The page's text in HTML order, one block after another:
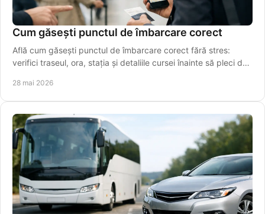
Cum găsești punctul de îmbarcare corect
Află cum găsești punctul de îmbarcare corect fără stres:
verifici traseul, ora, stația și detaliile cursei înainte să pleci de
28 mai 2026